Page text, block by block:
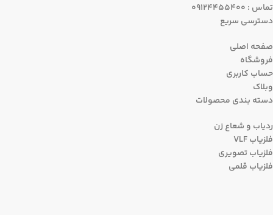
تماس : 09124455400
دسترسی سریع
صفحه اصلی
فروشگاه
حساب کاربری
وبلاک
دسته بندی محصولات
ردیاب و شعاع زن
فلزیاب VLF
فلزیاب تصویری
فلزیاب قلمی